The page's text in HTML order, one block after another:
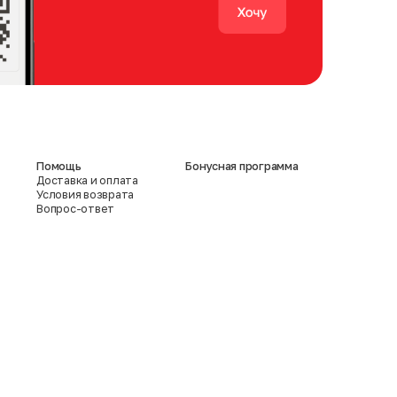
Помощь
Доставка и оплата
Условия возврата
Вопрос-ответ
Бонусная программа